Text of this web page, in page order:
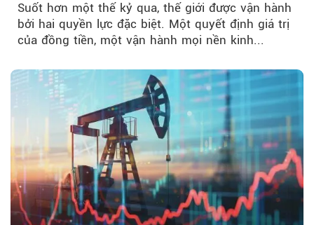
Suốt hơn một thế kỷ qua, thế giới được vận hành
bởi hai quyền lực đặc biệt. Một quyết định giá trị
của đồng tiền, một vận hành mọi nền kinh...